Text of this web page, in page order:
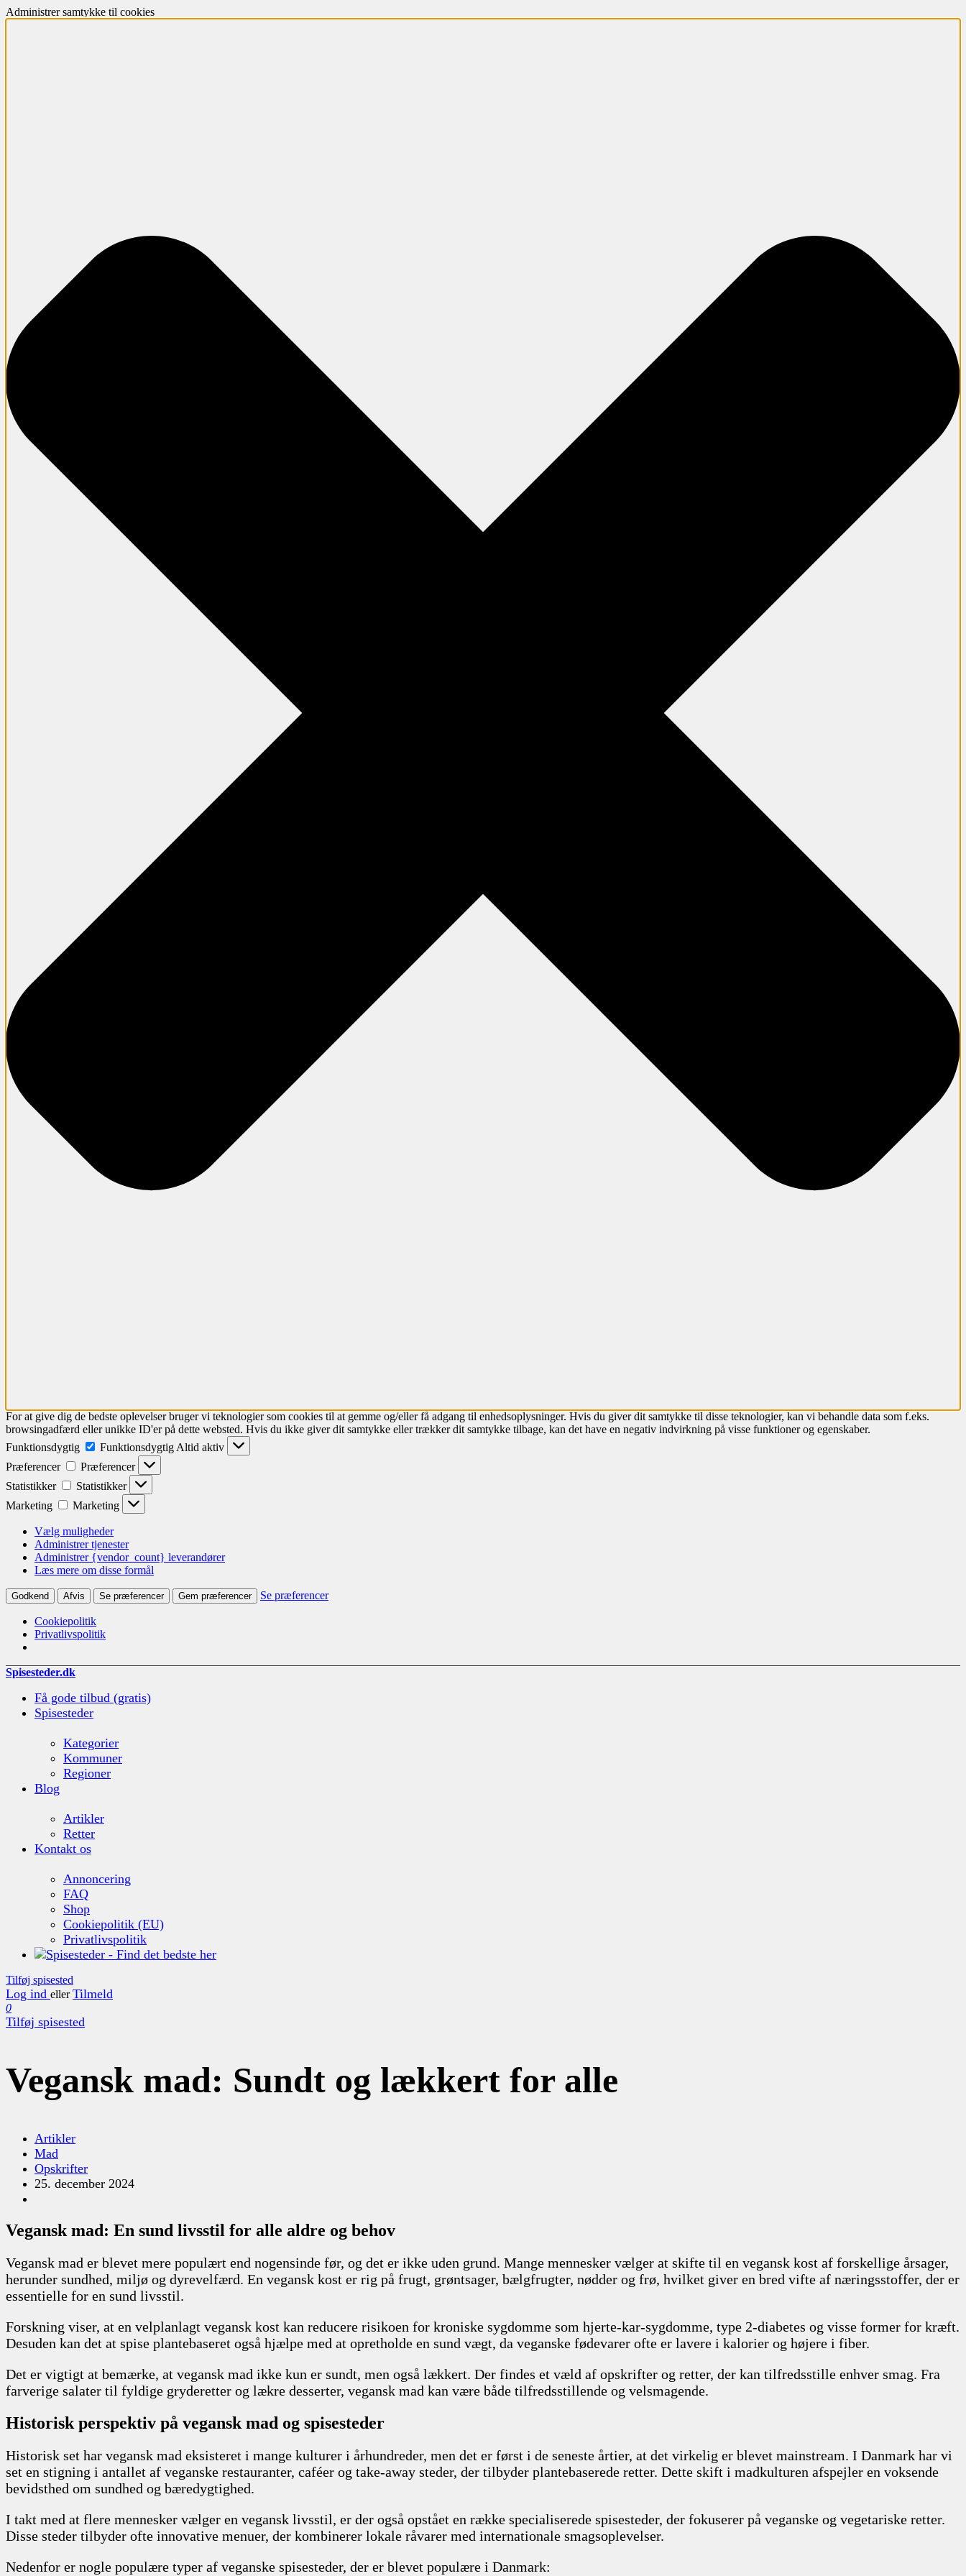
Administrer samtykke til cookies
For at give dig de bedste oplevelser bruger vi teknologier som cookies til at gemme og/eller få adgang til enhedsoplysninger. Hvis du giver dit samtykke til disse teknologier, kan vi behandle data som f.eks.
browsingadfærd eller unikke ID'er på dette websted. Hvis du ikke giver dit samtykke eller trækker dit samtykke tilbage, kan det have en negativ indvirkning på visse funktioner og egenskaber.
Funktionsdygtig
Funktionsdygtig Altid aktiv
Præferencer
Præferencer
Statistikker
Statistikker
Marketing
Marketing
Vælg muligheder
Administrer tjenester
Administrer {vendor_count} leverandører
Læs mere om disse formål
Godkend Afvis Se præferencer Gem præferencer Se præferencer
Cookiepolitik
Privatlivspolitik
Spisesteder.dk
Få gode tilbud (gratis)
Spisesteder
Kategorier
Kommuner
Regioner
Blog
Artikler
Retter
Kontakt os
Annoncering
FAQ
Shop
Cookiepolitik (EU)
Privatlivspolitik
Tilføj spisested
Log ind eller Tilmeld
0
Tilføj spisested
Vegansk mad: Sundt og lækkert for alle
Artikler
Mad
Opskrifter
25. december 2024
Vegansk mad: En sund livsstil for alle aldre og behov
Vegansk mad er blevet mere populært end nogensinde før, og det er ikke uden grund. Mange mennesker vælger at skifte til en vegansk kost af forskellige årsager,
herunder sundhed, miljø og dyrevelfærd. En vegansk kost er rig på frugt, grøntsager, bælgfrugter, nødder og frø, hvilket giver en bred vifte af næringsstoffer, der er
essentielle for en sund livsstil.
Forskning viser, at en velplanlagt vegansk kost kan reducere risikoen for kroniske sygdomme som hjerte-kar-sygdomme, type 2-diabetes og visse former for kræft.
Desuden kan det at spise plantebaseret også hjælpe med at opretholde en sund vægt, da veganske fødevarer ofte er lavere i kalorier og højere i fiber.
Det er vigtigt at bemærke, at vegansk mad ikke kun er sundt, men også lækkert. Der findes et væld af opskrifter og retter, der kan tilfredsstille enhver smag. Fra
farverige salater til fyldige gryderetter og lækre desserter, vegansk mad kan være både tilfredsstillende og velsmagende.
Historisk perspektiv på vegansk mad og spisesteder
Historisk set har vegansk mad eksisteret i mange kulturer i århundreder, men det er først i de seneste årtier, at det virkelig er blevet mainstream. I Danmark har vi
set en stigning i antallet af veganske restauranter, caféer og take-away steder, der tilbyder plantebaserede retter. Dette skift i madkulturen afspejler en voksende
bevidsthed om sundhed og bæredygtighed.
I takt med at flere mennesker vælger en vegansk livsstil, er der også opstået en række specialiserede spisesteder, der fokuserer på veganske og vegetariske retter.
Disse steder tilbyder ofte innovative menuer, der kombinerer lokale råvarer med internationale smagsoplevelser.
Nedenfor er nogle populære typer af veganske spisesteder, der er blevet populære i Danmark: